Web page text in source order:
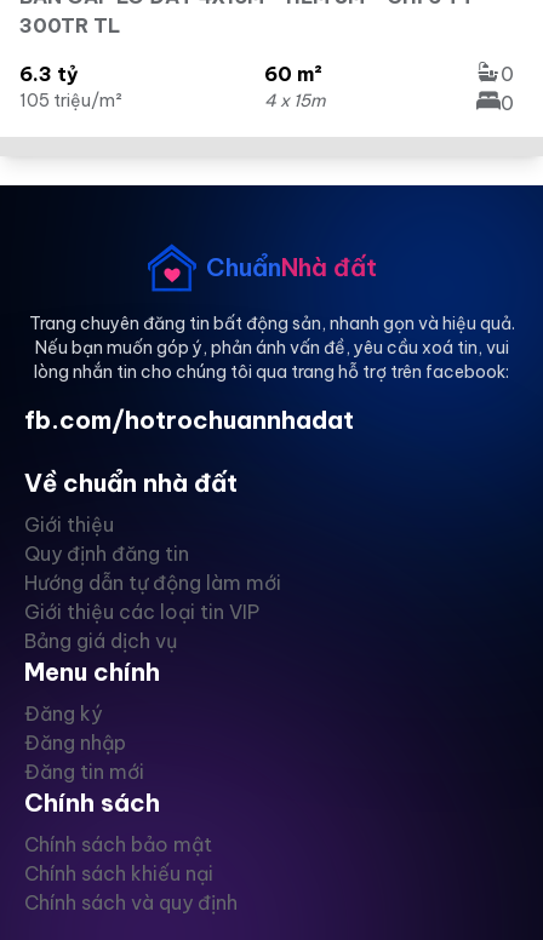
300TR TL
6.3 tỷ
105 triệu/m²
60 m²
4 x 15m
0
0
ChuẩnNhà đất
Trang chuyên đăng tin bất động sản, nhanh gọn và hiệu quả.
Nếu bạn muốn góp ý, phản ánh vấn đề, yêu cầu xoá tin, vui
lòng nhắn tin cho chúng tôi qua trang hỗ trợ trên facebook:
fb.com/hotrochuannhadat
Về chuẩn nhà đất
Giới thiệu
Quy định đăng tin
Hướng dẫn tự động làm mới
Giới thiệu các loại tin VIP
Bảng giá dịch vụ
Menu chính
Đăng ký
Đăng nhập
Đăng tin mới
Chính sách
Chính sách bảo mật
Chính sách khiếu nại
Chính sách và quy định